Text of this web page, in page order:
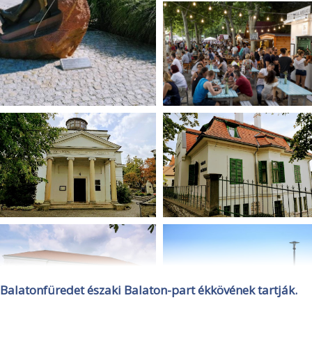
Balatonfüredet északi Balaton-part ékkövének tartják.